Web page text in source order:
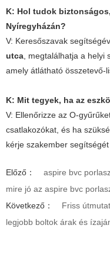
K: Hol tudok
Nyíregyházán?
V: Keresőszavak
utca, megtalálhatja a helyi
amely átlátható összetevő-
K: Mit tegyek, ha az
V: Ellenőrizze az O-
csatlakozókat, és ha
kérje szakember
Előző：
aspire bvc
mire jó az aspire bvc
Következő：
Friss
legjobb boltok árak és